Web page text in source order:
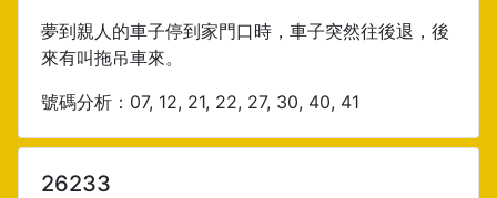
夢到親人的車子停到家門口時，車子突然往後退，後
來有叫拖吊車來。
號碼分析：07, 12, 21, 22, 27, 30, 40, 41
26233